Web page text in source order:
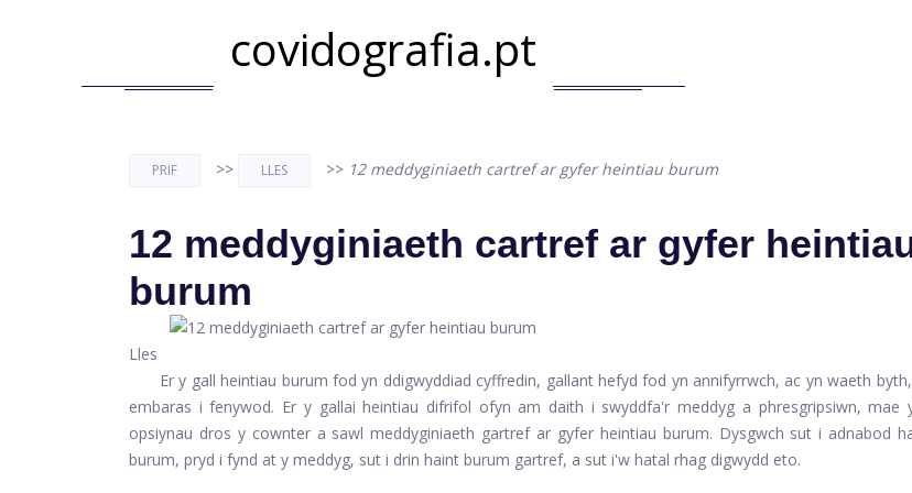
covidografia.pt
PRIF >> LLES >> 12 meddyginiaeth cartref ar gyfer heintiau burum
12 meddyginiaeth cartref ar gyfer
burum
Lles
Er y gall heintiau burum fod yn ddigwyddiad cyffredin, gallant hefyd fod yn annifyrrwch, ac yn waeth
embaras i fenywod. Er y gallai heintiau difrifol ofyn am daith i swyddfa'r meddyg a phresgripsiwn, mae
opsiynau dros y cownter a sawl meddyginiaeth gartref ar gyfer heintiau burum. Dysgwch sut i adnabod
burum, pryd i fynd at y meddyg, sut i drin haint burum gartref, a sut i'w hatal rhag digwydd eto.